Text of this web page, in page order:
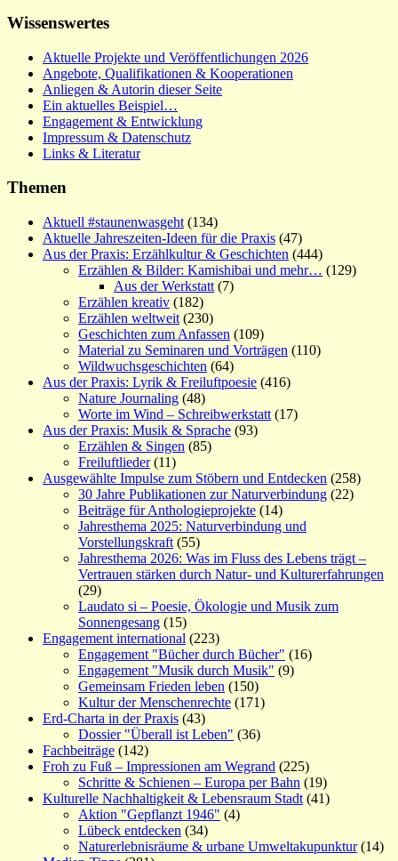
Wissenswertes
Aktuelle Projekte und Veröffentlichungen 2026
Angebote, Qualifikationen & Kooperationen
Anliegen & Autorin dieser Seite
Ein aktuelles Beispiel…
Engagement & Entwicklung
Impressum & Datenschutz
Links & Literatur
Themen
Aktuell #staunenwasgeht (134)
Aktuelle Jahreszeiten-Ideen für die Praxis (47)
Aus der Praxis: Erzählkultur & Geschichten (444)
Erzählen & Bilder: Kamishibai und mehr… (129)
Aus der Werkstatt (7)
Erzählen kreativ (182)
Erzählen weltweit (230)
Geschichten zum Anfassen (109)
Material zu Seminaren und Vorträgen (110)
Wildwuchsgeschichten (64)
Aus der Praxis: Lyrik & Freiluftpoesie (416)
Nature Journaling (48)
Worte im Wind – Schreibwerkstatt (17)
Aus der Praxis: Musik & Sprache (93)
Erzählen & Singen (85)
Freiluftlieder(11)
Ausgewählte Impulse zum Stöbern und Entdecken (258)
30 Jahre Publikationen zur Naturverbindung (22)
Beiträge für Anthologieprojekte (14)
Jahresthema 2025: Naturverbindung und
Vorstellungskraft (55)
Jahresthema 2026: Was im Fluss des Lebens trägt –
Vertrauen stärken durch Natur- und Kulturerfahrungen
(29)
Laudato si – Poesie, Ökologie und Musik zum
Sonnengesang (15)
Engagement international (223)
Engagement "Bücher durch Bücher" (16)
Engagement "Musik durch Musik" (9)
Gemeinsam Frieden leben (150)
Kultur der Menschenrechte (171)
Erd-Charta in der Praxis (43)
Dossier "Überall ist Leben" (36)
Fachbeiträge (142)
Froh zu Fuß – Impressionen am Wegrand (225)
Schritte & Schienen – Europa per Bahn (19)
Kulturelle Nachhaltigkeit & Lebensraum Stadt (41)
Aktion "Gepflanzt 1946" (4)
Lübeck entdecken (34)
Naturerlebnisräume & urbane Umweltakupunktur(14)